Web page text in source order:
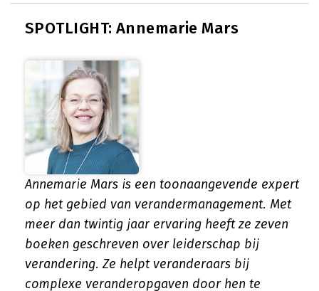
SPOTLIGHT: Annemarie Mars
Annemarie Mars is een toonaangevende expert
op het gebied van verandermanagement. Met
meer dan twintig jaar ervaring heeft ze zeven
boeken geschreven over leiderschap bij
verandering. Ze helpt veranderaars bij
complexe veranderopgaven door hen te